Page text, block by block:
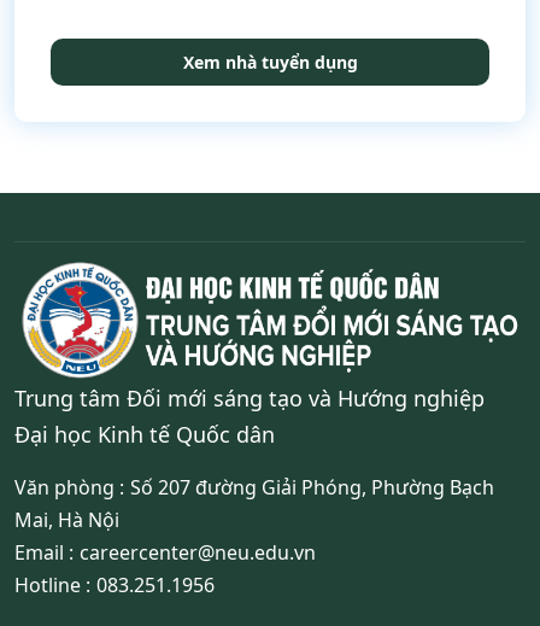
Xem nhà tuyển dụng
Trung tâm Đối mới sáng tạo và Hướng nghiệp
Đại học Kinh tế Quốc dân
Văn phòng : Số 207 đường Giải Phóng, Phường Bạch
Mai, Hà Nội
Email : careercenter@neu.edu.vn
Hotline : 083.251.1956